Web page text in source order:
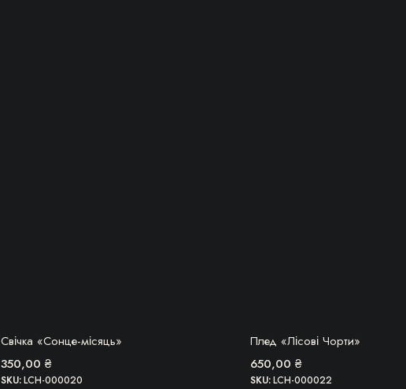
БЕРУ!
Свічка «Сонце-місяць»
350,00 ₴
SKU:LCH-000020
БЕРУ!
Плед «Лісові Чорти»
650,00 ₴
SKU:LCH-000022